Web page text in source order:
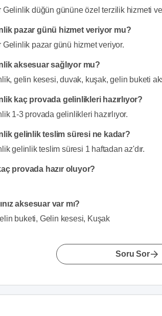
Gelinlik düğün gününe özel terzilik hizmeti
pazar günü hizmet veriyor mu?
Gelinlik pazar günü hizmet veriyor.
aksesuar sağlıyor mu?
gelin kesesi, duvak, kuşak, gelin buketi
kaç provada gelinlikleri hazırlıyor?
1-3 provada gelinlikleri hazırlıyor.
gelinlik teslim süresi ne kadar?
gelinlik teslim süresi 1 haftadan az'dır.
provada hazır oluyor?
aksesuar var mı?
buketi, Gelin kesesi, Kuşak
Soru Sor